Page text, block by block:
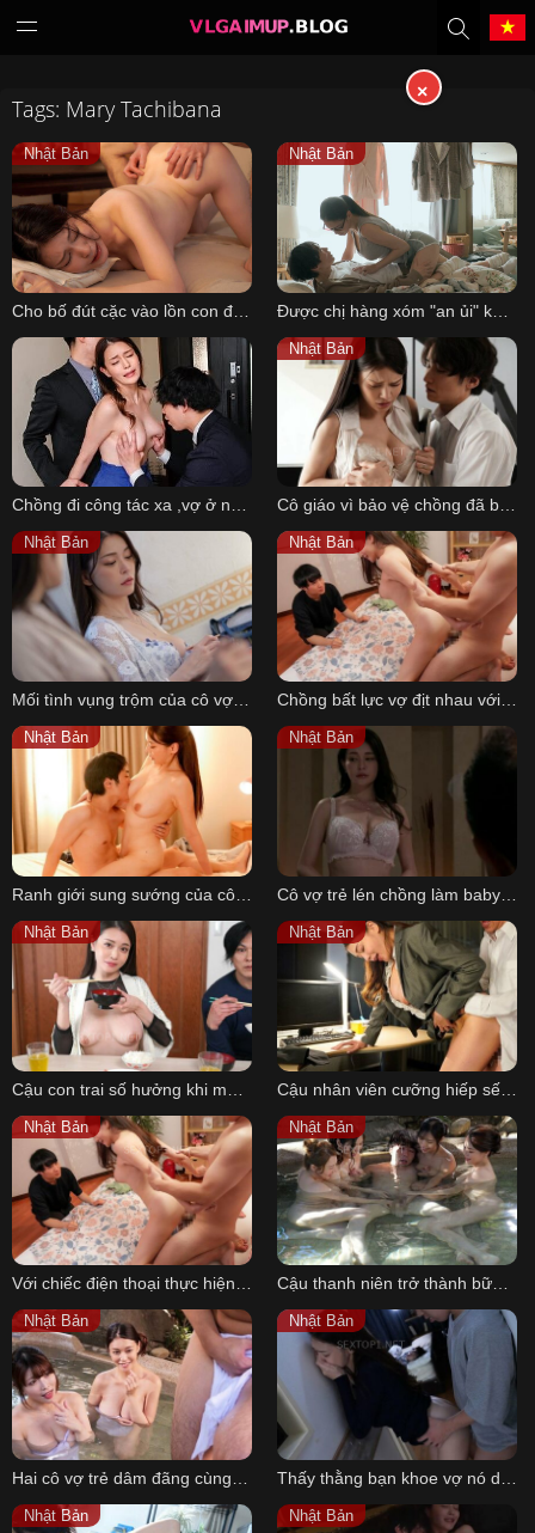
Tiếng Việt 中文（繁體）
中文（简体） English
日本語 한국어
Melayu ภาษาไทย
Deutsch Français
Indonesia Filipino
Português Türkçe
हिन्दी Español
Italiano Nederlands
Английский
×
Tags: Mary Tachibana
Nhật Bản Nhật Bản
Chồng đi công tác xa ,vợ ở nhà chịch nhau với sếp và cấp dưới
Nhật Bản
Cô giáo vì bảo vệ chồng đã bị cậu học trò tống tình mà không thể phản kháng
Nhật Bản Nhật Bản
Nhật Bản Nhật Bản
Nhật Bản Nhật Bản
Nhật Bản
Với chiếc điện thoại thực hiện điều ước, chàng trai muốn địt vợ anh hàng xóm ngay trước mặt
Nhật Bản
Cậu thanh niên trở thành bữa ăn của những quý bà trong khu phố khi chồng không đến
Nhật Bản Nhật Bản
Nhật Bản Nhật Bản